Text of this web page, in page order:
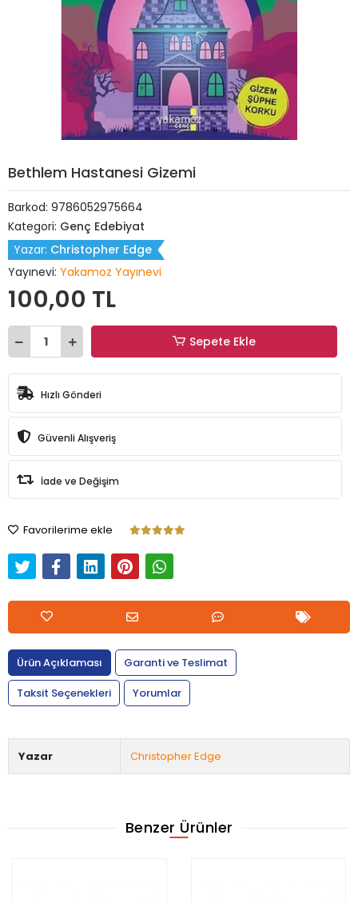
Bethlem Hastanesi Gizemi
Barkod: 9786052975664
Kategori: Genç Edebiyat
Yazar: Christopher Edge
Yayınevi: Yakamoz Yayınevi
100,00 TL
Sepete Ekle
Hızlı Gönderi
Güvenli Alışveriş
İade ve Değişim
Favorilerime ekle
Ürün Açıklaması
Garanti ve Teslimat
Taksit Seçenekleri
Yorumlar
Yazar Christopher Edge
Benzer Ürünler